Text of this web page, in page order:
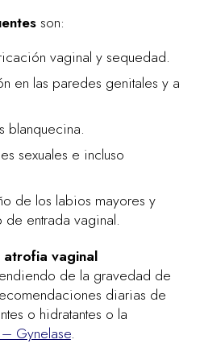
son:
vaginal y sequedad.
en las paredes genitales y a
blanquecina.
sexuales e incluso
de los labios mayores y
entrada vaginal.
vaginal
de la gravedad de
diarias de
o hidratantes o la
Gynelase.